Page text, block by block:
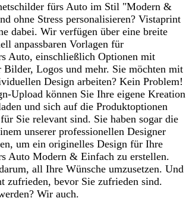
fürs Auto im Stil "Modern &
ohne Stress personalisieren? Vistaprint
dabei. Wir verfügen über eine breite
anpassbaren Vorlagen für
Auto, einschließlich Optionen mit
Bilder, Logos und mehr. Sie möchten mit
Design arbeiten? Kein Problem!
Upload können Sie Ihre eigene Kreation
und sich auf die Produktoptionen
Sie relevant sind. Sie haben sogar die
unserer professionellen Designer
um ein originelles Design für Ihre
Auto Modern & Einfach zu erstellen.
all Ihre Wünsche umzusetzen. Und
zufrieden, bevor Sie zufrieden sind.
Wir auch.